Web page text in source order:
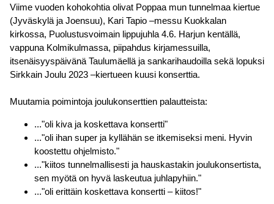
Viime vuoden kohokohtia olivat Poppaa mun tunnelmaa kiertue
(Jyväskylä ja Joensuu), Kari Tapio –messu Kuokkalan
kirkossa, Puolustusvoimain lippujuhla 4.6. Harjun kentällä,
vappuna Kolmikulmassa, piipahdus kirjamessuilla,
itsenäisyyspäivänä Taulumäellä ja sankarihaudoilla sekä lopuksi
Sirkkain Joulu 2023 –kiertueen kuusi konserttia.
Muutamia poimintoja joulukonserttien palautteista:
..."oli kiva ja koskettava konsertti"
..."oli ihan super ja kyllähän se itkemiseksi meni. Hyvin
koostettu ohjelmisto."
..."kiitos tunnelmallisesti ja hauskastakin joulukonsertista,
sen myötä on hyvä laskeutua juhlapyhiin."
..."oli erittäin koskettava konsertti – kiitos!"